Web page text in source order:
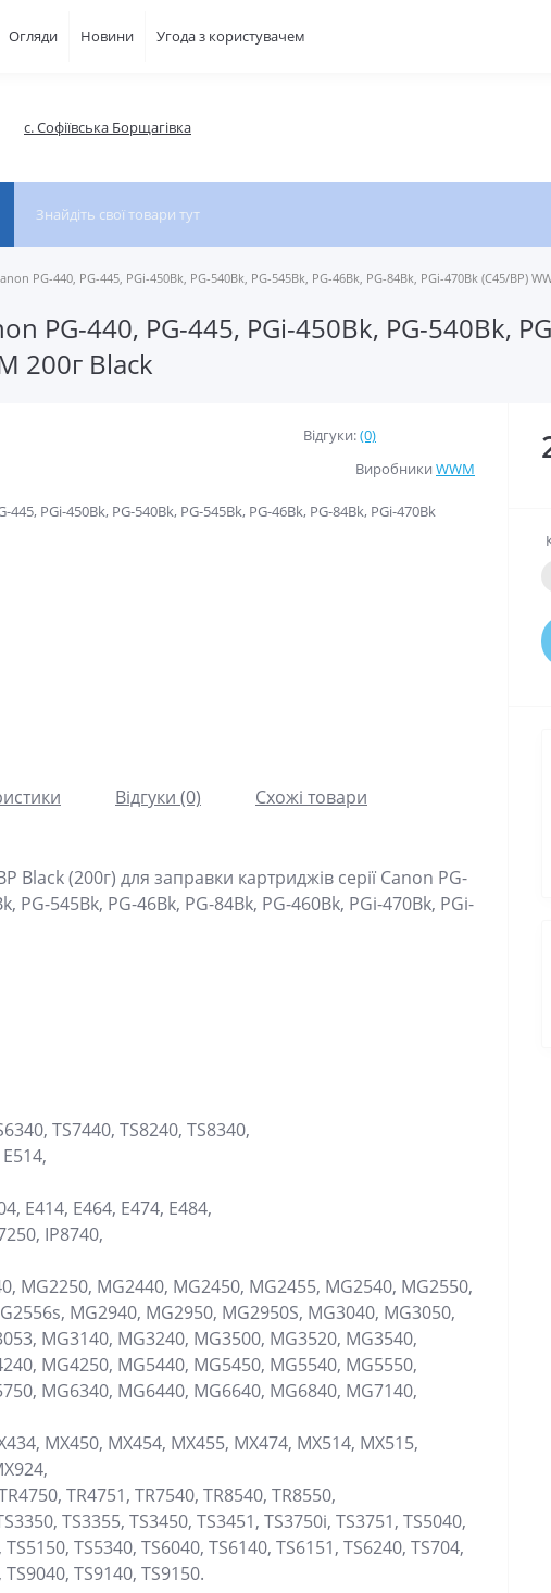
Огляди Новини Угода з користувачем
с. Софіївська Борщагівка
PG-440, PG-445, PGi-450Bk, PG-540Bk, PG-545Bk, PG-46Bk, PG-84Bk, PGi-470Bk (C45/BP)
PG-440, PG-445, PGi-450Bk, PG-540Bk,
200г Black
Відгуки:(0)
Виробники WWM
Відгуки (0) Схожі товари
Black (200г) для заправки картриджів серії Canon PG-
PG-545Bk, PG-46Bk, PG-84Bk, PG-460Bk, PGi-470Bk, PGi-
TS7440, TS8240, TS8340,
E414, E464, E474, E484,
IP8740,
MG2250, MG2440, MG2450, MG2455, MG2540, MG2550,
MG2940, MG2950, MG2950S, MG3040, MG3050,
MG3140, MG3240, MG3500, MG3520, MG3540,
MG4250, MG5440, MG5450, MG5540, MG5550,
MG6340, MG6440, MG6640, MG6840, MG7140,
MX450, MX454, MX455, MX474, MX514, MX515,
TR4751, TR7540, TR8540, TR8550,
TS3355, TS3450, TS3451, TS3750i, TS3751, TS5040,
TS5340, TS6040, TS6140, TS6151, TS6240, TS704,
TS9140, TS9150.